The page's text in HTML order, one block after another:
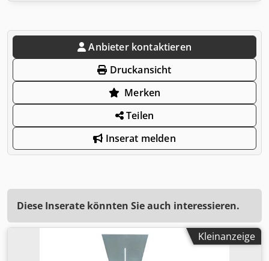
Anbieter kontaktieren
Druckansicht
Merken
Teilen
Inserat melden
Diese Inserate könnten Sie auch interessieren.
Kleinanzeige